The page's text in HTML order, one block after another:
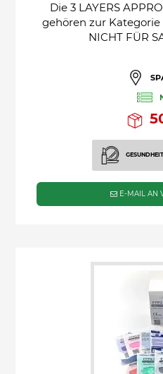
Die 3 LAYERS
gehören zur Kategorie
NICHT FÜR
E-MAIL AN